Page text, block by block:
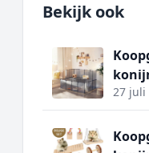
Bekijk ook
27 juli